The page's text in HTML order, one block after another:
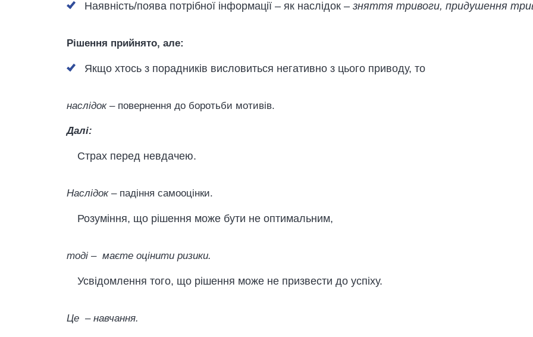
Наявність/поява потрібної інформації – як наслідок – зняття тривоги, придушення
Рішення прийнято, але:
Якщо хтось з порадників висловиться негативно з цього приводу, то
наслідок– повернення до боротьби мотивів.
Далі:
Страх перед невдачею.
Наслідок– падіння самооцінки.
Розуміння, що рішення може бути не оптимальним,
тоді – маєте оцінити ризики.
Усвідомлення того, що рішення може не призвести до успіху.
Це – навчання.